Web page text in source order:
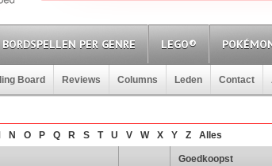
BORDSPELLEN PER GENRE LEGO®
Board Reviews Columns Leden Contact
N O P Q R S T U V W X Y Z Alles
Goedkoopst